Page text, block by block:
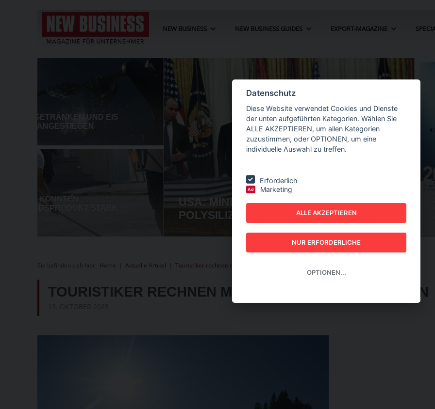
NEW BUSINESS NEW BUSINESS GUIDES EXPORT-MAGAZINE
USA: MINDESTPREISE UND ZÖLLE FÜR
POLYSILIZIUM-IMPORTE
GUIDES - AUTOMATION
GUIDE 2026
Sie befinden sich hier: Home Aktuelle Artikel Touristiker rechnen mit starker Wintersaison
TOURISTIKER RECHNEN MIT STARKER WINTERSAISON
Datenschutz
Diese Website verwendet Cookies und Dienste
der unten aufgeführten Kategorien. Wählen Sie
ALLE AKZEPTIEREN, um allen Kategorien
zuzustimmen, oder OPTIONEN, um eine
individuelle Auswahl zu treffen.
Erforderlich
Ad Marketing
ALLE AKZEPTIEREN
NUR ERFORDERLICHE
OPTIONEN...